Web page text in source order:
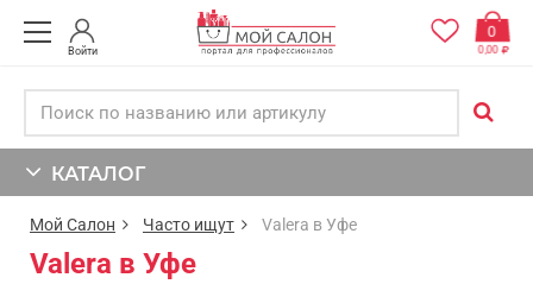
Войти
0
0,00
КАТАЛОГ
Мой Салон Часто ищут Valera в Уфе
Valera в Уфе